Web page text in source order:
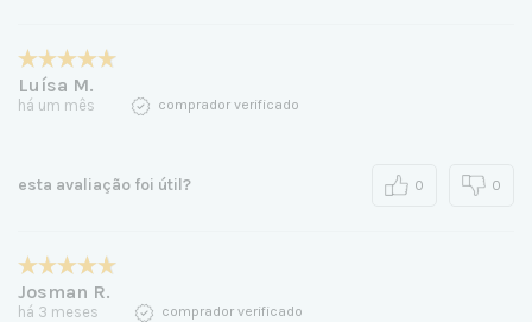
Luísa M.
há um mês comprador verificado
esta avaliação foi útil? 0 0
Josman R.
há 3 meses comprador verificado